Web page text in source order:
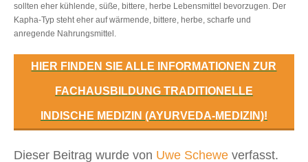
sollten eher kühlende, süße, bittere, herbe Lebensmittel bevorzugen. Der
Kapha-Typ steht eher auf wärmende, bittere, herbe, scharfe und
anregende Nahrungsmittel.
HIER FINDEN SIE ALLE INFORMATIONEN ZUR
FACHAUSBILDUNG TRADITIONELLE
INDISCHE MEDIZIN (AYURVEDA-MEDIZIN)!
Dieser Beitrag wurde von Uwe Schewe verfasst.